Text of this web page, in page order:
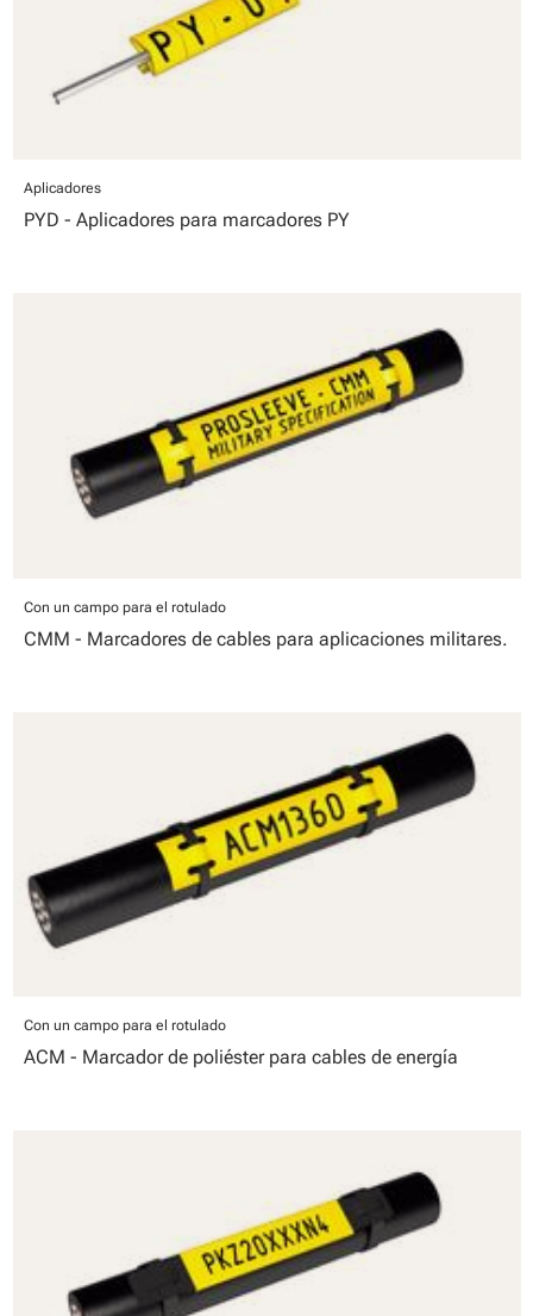
Aplicadores
PYD - Aplicadores para marcadores PY
Con un campo para el rotulado
CMM - Marcadores de cables para aplicaciones militares.
Con un campo para el rotulado
ACM - Marcador de poliéster para cables de energía